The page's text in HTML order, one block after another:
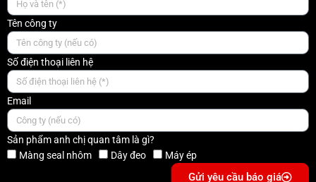
Tên công ty
Số điện thoại liên hệ
Email
Sản phẩm anh chị quan tâm là gì?
Màng seal nhôm
Dây đeo Máy ép
Gửi yêu cầu báo giá